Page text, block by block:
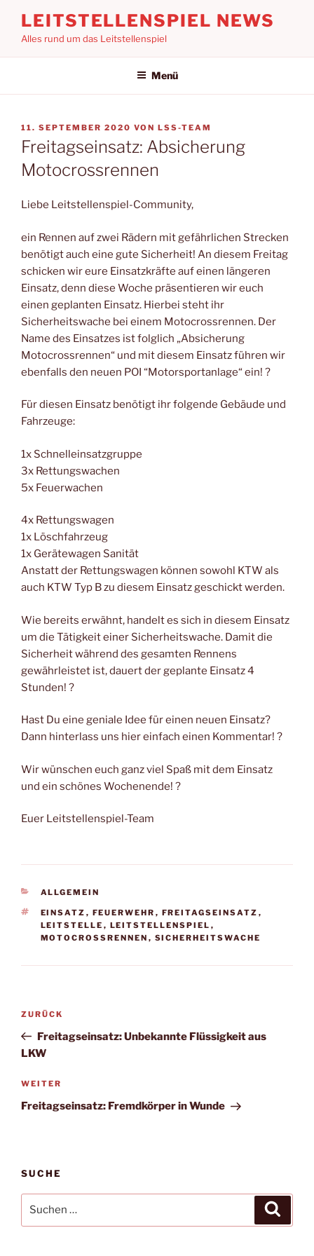
Inhalt
springen
LEITSTELLENSPIEL NEWS
Alles rund um das Leitstellenspiel
Menü
VERÖFFENTLICHT
AM
11. SEPTEMBER 2020 VON LSS-TEAM
Freitagseinsatz: Absicherung
Motocrossrennen
Liebe Leitstellenspiel-Community,
ein Rennen auf zwei Rädern mit gefährlichen Strecken
benötigt auch eine gute Sicherheit! An diesem Freitag
schicken wir eure Einsatzkräfte auf einen längeren
Einsatz, denn diese Woche präsentieren wir euch
einen geplanten Einsatz. Hierbei steht ihr
Sicherheitswache bei einem Motocrossrennen. Der
Name des Einsatzes ist folglich „Absicherung
Motocrossrennen“ und mit diesem Einsatz führen wir
ebenfalls den neuen POI “Motorsportanlage“ ein! ?
Für diesen Einsatz benötigt ihr folgende Gebäude und
Fahrzeuge:
1x Schnelleinsatzgruppe
3x Rettungswachen
5x Feuerwachen
4x Rettungswagen
1x Löschfahrzeug
1x Gerätewagen Sanität
Anstatt der Rettungswagen können sowohl KTW als
auch KTW Typ B zu diesem Einsatz geschickt werden.
Wie bereits erwähnt, handelt es sich in diesem Einsatz
um die Tätigkeit einer Sicherheitswache. Damit die
Sicherheit während des gesamten Rennens
gewährleistet ist, dauert der geplante Einsatz 4
Stunden! ?
Hast Du eine geniale Idee für einen neuen Einsatz?
Dann hinterlass uns hier einfach einen Kommentar! ?
Wir wünschen euch ganz viel Spaß mit dem Einsatz
und ein schönes Wochenende! ?
Euer Leitstellenspiel-Team
KATEGORIEN
ALLGEMEIN
SCHLAGWÖRTER
EINSATZ , FEUERWEHR , FREITAGSEINSATZ ,
LEITSTELLE , LEITSTELLENSPIEL ,
MOTOCROSSRENNEN , SICHERHEITSWACHE
Beitragsnavigation
Vorheriger
Beitrag
ZURÜCK
Freitagseinsatz: Unbekannte Flüssigkeit aus
LKW
Nächster
Beitrag
WEITER
Freitagseinsatz: Fremdkörper in Wunde
SUCHE
nach: